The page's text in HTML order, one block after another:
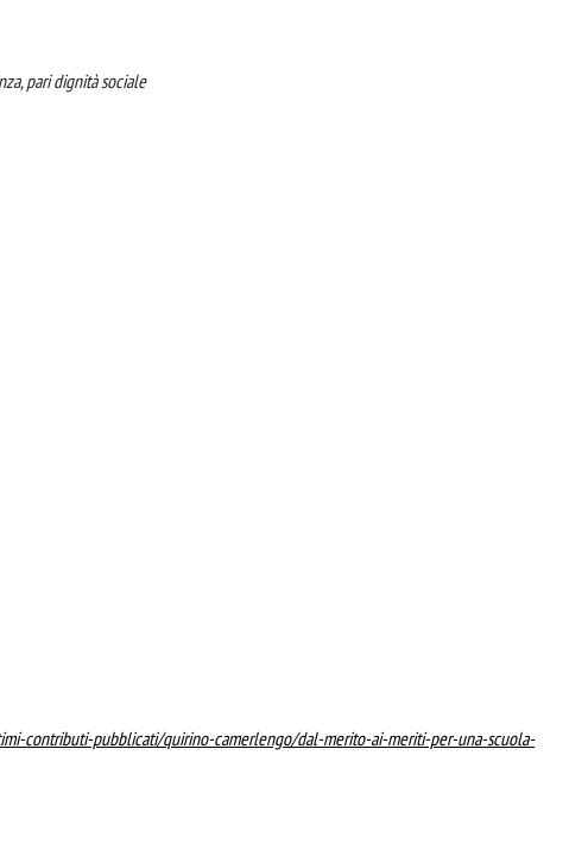
pari dignità sociale
contributi-pubblicati/quirino-camerlengo/dal-merito-ai-meriti-per-una-scuola-